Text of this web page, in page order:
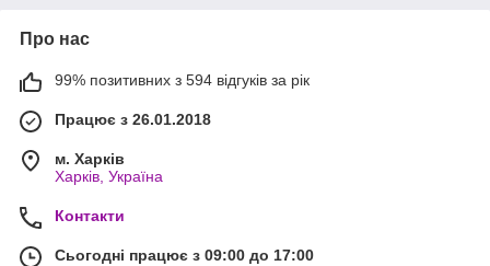
Про нас
99% позитивних з 594 відгуків за рік
Працює з 26.01.2018
м. Харків
Харків, Україна
Контакти
Сьогодні працює з 09:00 до 17:00